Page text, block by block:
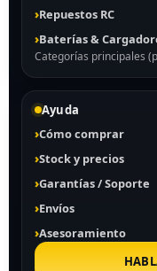
Repuestos RC
Baterías &
Categorías principales
Ayuda
Cómo comprar
Stock y precios
Garantías / Soporte
Envíos
Asesoramiento